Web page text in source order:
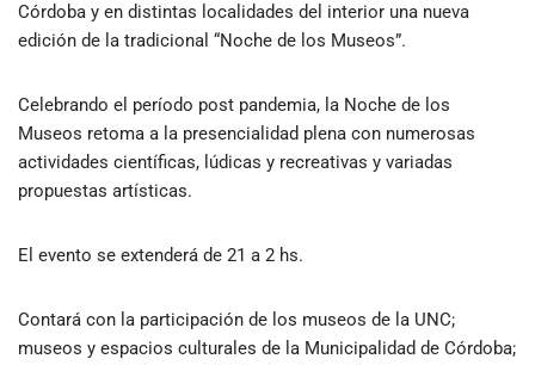
Córdoba y en distintas localidades del interior una nueva
edición de la tradicional “Noche de los Museos”.
Celebrando el período post pandemia, la Noche de los
Museos retoma a la presencialidad plena con numerosas
actividades científicas, lúdicas y recreativas y variadas
propuestas artísticas.
El evento se extenderá de 21 a 2 hs.
Contará con la participación de los museos de la UNC;
museos y espacios culturales de la Municipalidad de Córdoba;